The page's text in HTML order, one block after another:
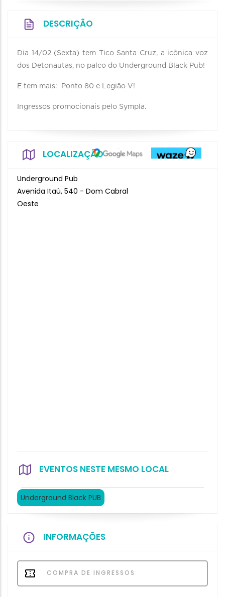
DESCRIÇÃO
Dia 14/02 (Sexta) tem Tico Santa Cruz, a icônica voz
dos Detonautas, no palco do Underground Black Pub!
E tem mais: Ponto 80 e Legião V!
Ingressos promocionais pelo Sympla.
LOCALIZAÇÃO
Underground Pub
Avenida Itaú, 540 - Dom Cabral
Oeste
EVENTOS NESTE MESMO LOCAL
Underground Black PUB
INFORMAÇÕES
COMPRA DE INGRESSOS